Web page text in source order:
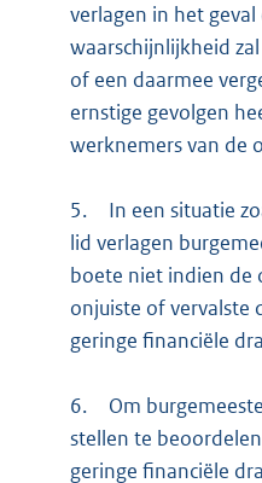
verlagen in het
waarschijnlijkheid
of een daarmee
ernstige gevolgen
werknemers van de
5.
In een situatie
lid verlagen
boete niet indien de
onjuiste of vervalste
geringe financiële
6.
Om
stellen te
geringe financiële